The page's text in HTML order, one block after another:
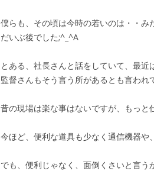
僕らも、その頃は今時の若いのは・・み
だいぶ後でした;^_^A
とある、社長さんと話をしていて、最近
監督さんもそう言う所があるとも言われ
昔の現場は楽な事はないですが、もっと
今ほど、便利な道具も少なく通信機器や
でも、便利じゃなく、面倒くさいと言